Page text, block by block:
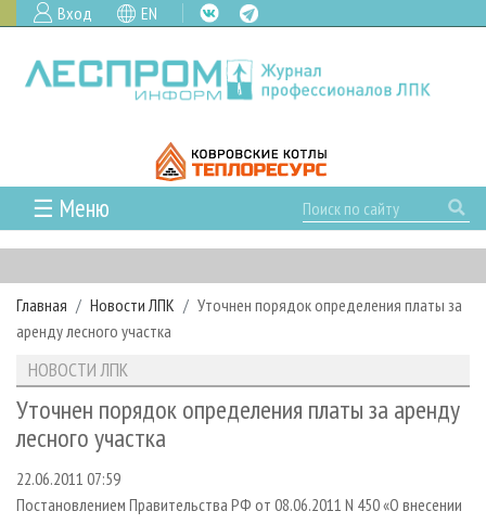
Вход EN
☰ Меню
ГЛАВНАЯ
РУБРИКИ И ТЕМЫ
РУБРИКИ ЖУРНАЛА
ЛЕСОЗАГОТОВКА
ЛЕСОПИЛЕНИЕ
СУШКА ДРЕВЕСИНЫ
НОВОСТИ
НОВОСТИ ЛПК
НОВОСТИ ЖУРНАЛА
ПРОЕКТЫ ЛПИ
АНАЛИТИКА
ПРЕДПРИЯТИЯ ЛПК
ПЕРСОНЫ
АРХИВ ЖУРНАЛОВ
О ЖУРНАЛЕ
ПОДПИСКА
КОНТАКТЫ
РЕКЛАМОДАТЕЛЯМ
РЕКЛАМА
Главная Новости ЛПК
Уточнен порядок определения платы за
аренду лесного участка
НОВОСТИ ЛПК
Уточнен порядок определения платы за аренду
лесного участка
22.06.2011 07:59
Постановлением Правительства РФ от 08.06.2011 N 450 «О внесении